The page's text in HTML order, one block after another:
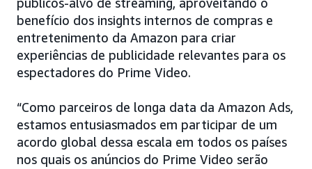
benefício dos insights internos de compras e
entretenimento da Amazon para criar
experiências de publicidade relevantes para os
espectadores do Prime Video.
“Como parceiros de longa data da Amazon Ads,
estamos entusiasmados em participar de um
acordo global dessa escala em todos os países
nos quais os anúncios do Prime Video serão